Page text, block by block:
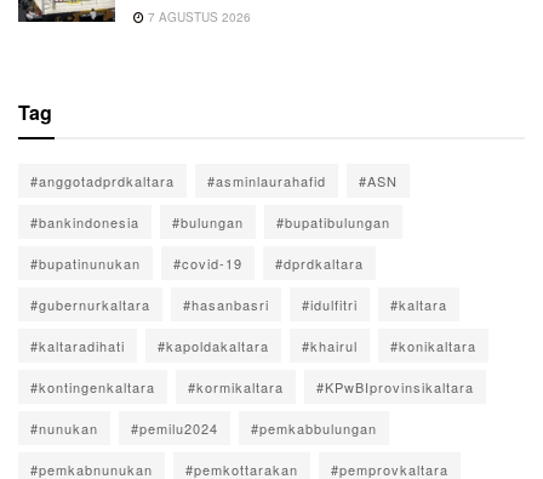
7 AGUSTUS 2026
Tag
#anggotadprdkaltara #asminlaurahafid #ASN
#bankindonesia #bulungan #bupatibulungan
#bupatinunukan #covid-19 #dprdkaltara
#gubernurkaltara #hasanbasri #idulfitri #kaltara
#kaltaradihati #kapoldakaltara #khairul #konikaltara
#kontingenkaltara #kormikaltara #KPwBIprovinsikaltara
#nunukan #pemilu2024 #pemkabbulungan
#pemkabnunukan #pemkottarakan #pemprovkaltara